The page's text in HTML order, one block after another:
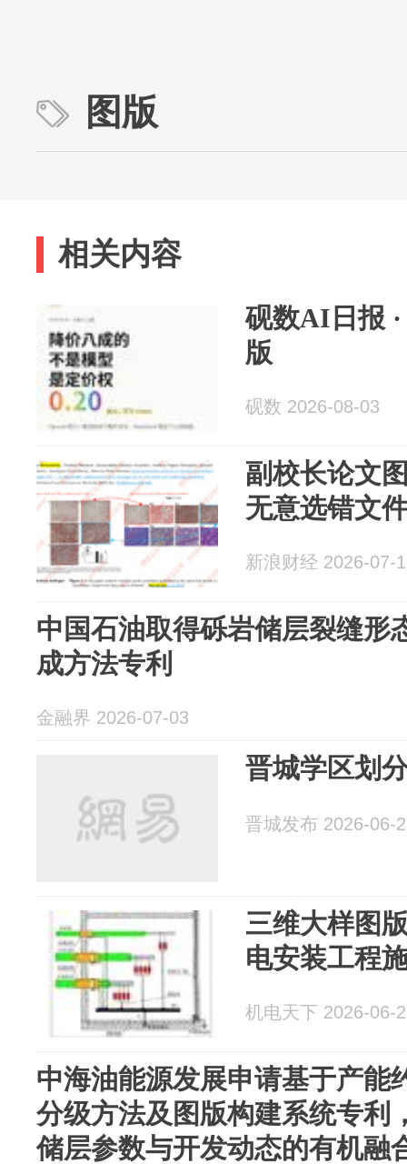
图版
相关内容
砚数AI日报 ·
版
砚数 2026-08-03
副校长论文
无意选错文
新浪财经 2026-07-
中国石油取得砾岩储层裂缝形
成方法专利
金融界 2026-07-03
晋城学区划
晋城发布 2026-06-
三维大样图
电安装工程
机电天下 2026-06-
中海油能源发展申请基于产能
分级方法及图版构建系统专利
储层参数与开发动态的有机融